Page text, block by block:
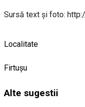
Sursă text și foto:
Localitate
Firtușu
Alte sugestii